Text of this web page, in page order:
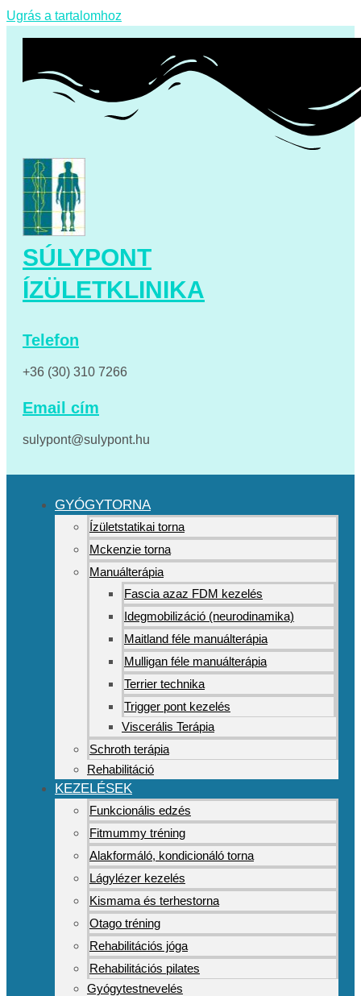
Ugrás a tartalomhoz
SÚLYPONT
ÍZÜLETKLINIKA
Telefon
+36 (30) 310 7266
Email cím
sulypont@sulypont.hu
GYÓGYTORNA
Ízületstatikai torna
Mckenzie torna
Manuálterápia
Fascia azaz FDM kezelés
Idegmobilizáció (neurodinamika)
Maitland féle manuálterápia
Mulligan féle manuálterápia
Terrier technika
Trigger pont kezelés
Viscerális Terápia
Schroth terápia
Rehabilitáció
KEZELÉSEK
Funkcionális edzés
Fitmummy tréning
Alakformáló, kondicionáló torna
Lágylézer kezelés
Kismama és terhestorna
Otago tréning
Rehabilitációs jóga
Rehabilitációs pilates
Gyógytestnevelés